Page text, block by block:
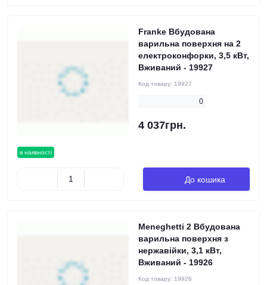
в наявності
Franke Вбудована
варильна поверхня на 2
електроконфорки, 3,5 кВт,
Вживаний - 19927
Код товару: 19927
0
4 037грн.
До кошика
Meneghetti 2 Вбудована
варильна поверхня з
нержавійки, 3,1 кВт,
Вживаний - 19926
Код товару: 19926